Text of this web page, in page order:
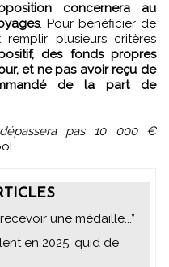
concernera au
. Pour bénéficier de
plusieurs critères
des fonds propres
et ne pas avoir reçu de
de la part de
pas 10 000 €
une médaille...”
en 2025, quid de